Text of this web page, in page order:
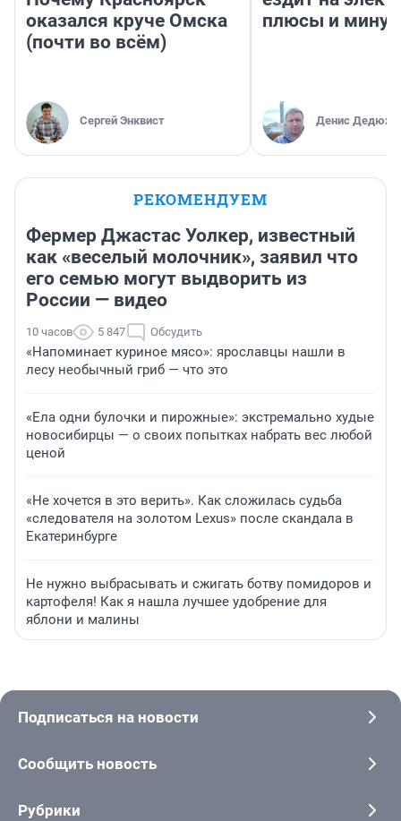
оказался круче Омска
(почти во всём)
Сергей Энквист
плюсы и
Денис
РЕКОМЕНДУЕМ
Фермер Джастас Уолкер, известный
как «веселый молочник», заявил что
его семью могут выдворить из
России — видео
10 часов 5 847 Обсудить
«Напоминает куриное мясо»: ярославцы нашли в
лесу необычный гриб — что это
«Ела одни булочки и пирожные»: экстремально худые
новосибирцы — о своих попытках набрать вес любой
ценой
«Не хочется в это верить». Как сложилась судьба
«следователя на золотом Lexus» после скандала в
Екатеринбурге
Не нужно выбрасывать и сжигать ботву помидоров и
картофеля! Как я нашла лучшее удобрение для
яблони и малины
Подписаться на новости
Сообщить новость
Рубрики